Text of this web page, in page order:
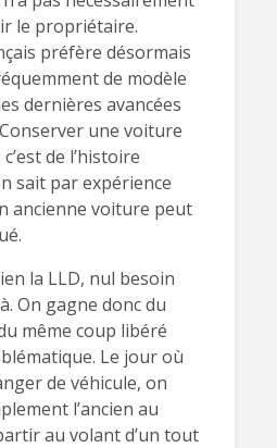
le propriétaire.
préfère désormais
de modèle
dernières avancées
une voiture
de l’histoire
sait par expérience
ancienne voiture peut
la LLD, nul besoin
On gagne donc du
même coup libéré
Le jour où
de véhicule, on
l’ancien au
au volant d’un tout